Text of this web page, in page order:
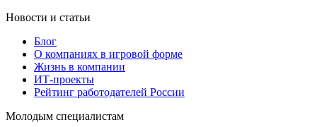
Новости и статьи
Блог
О компаниях в игровой форме
Жизнь в компании
ИТ-проекты
Рейтинг работодателей России
Молодым специалистам